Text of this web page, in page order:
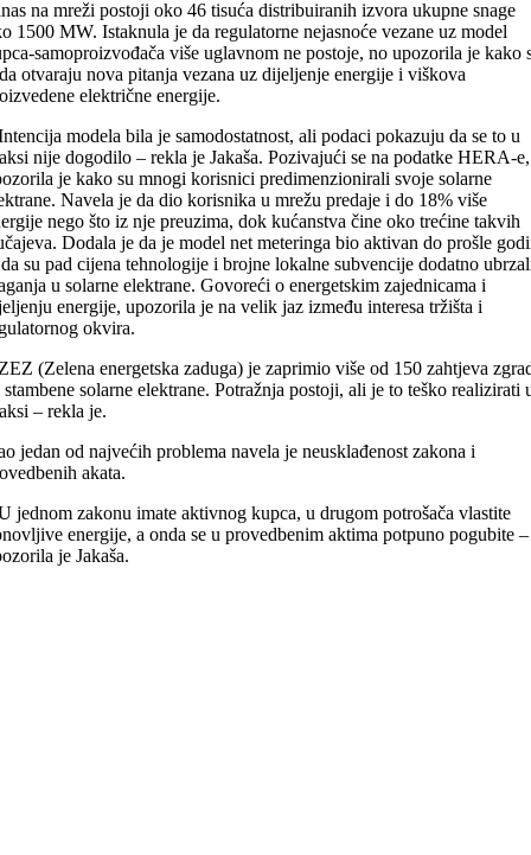
na mreži postoji oko 46 tisuća distribuiranih izvora ukupne snage
1500 MW. Istaknula je da regulatorne nejasnoće vezane uz model
samoproizvođača više uglavnom ne postoje, no upozorila je kako
otvaraju nova pitanja vezana uz dijeljenje energije i viškova
električne energije.
modela bila je samodostatnost, ali podaci pokazuju da se to u
nije dogodilo – rekla je Jakaša. Pozivajući se na podatke HERA-e,
je kako su mnogi korisnici predimenzionirali svoje solarne
Navela je da dio korisnika u mrežu predaje i do 18% više
nego što iz nje preuzima, dok kućanstva čine oko trećine takvih
Dodala je da je model net meteringa bio aktivan do prošle
su pad cijena tehnologije i brojne lokalne subvencije dodatno
u solarne elektrane. Govoreći o energetskim zajednicama i
energije, upozorila je na velik jaz između interesa tržišta i
okvira.
(Zelena energetska zaduga) je zaprimio više od 150 zahtjeva
stambene solarne elektrane. Potražnja postoji, ali je to teško realizirati
– rekla je.
jedan od najvećih problema navela je neusklađenost zakona i
akata.
jednom zakonu imate aktivnog kupca, u drugom potrošača vlastite
energije, a onda se u provedbenim aktima potpuno pogubite –
je Jakaša.